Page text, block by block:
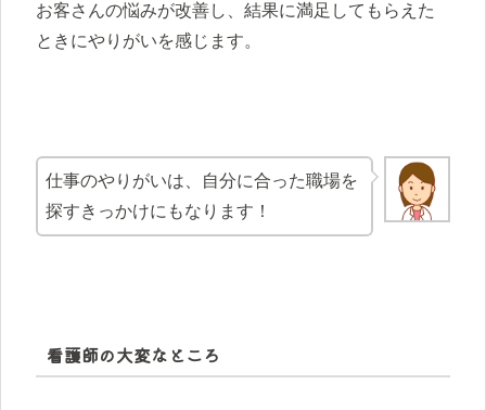
お客さんの悩みが改善し、結果に満足してもらえた
ときにやりがいを感じます。
仕事のやりがいは、自分に合った職場を
探すきっかけにもなります！
看護師の大変なところ